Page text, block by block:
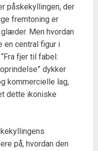
påskekyllingen, der
fremtoning er
Men hvordan
en central figur i
fjer til fabel:
dykker
kommercielle lag,
dette ikoniske
på, hvordan den